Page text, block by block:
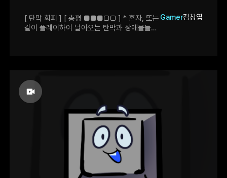
[ 탄막 회피 ] [ 총평 ■■■□□ ] * 혼자, 또는
같이 플레이하여 날아오는 탄막과 장애물들을
Gamer김창엽